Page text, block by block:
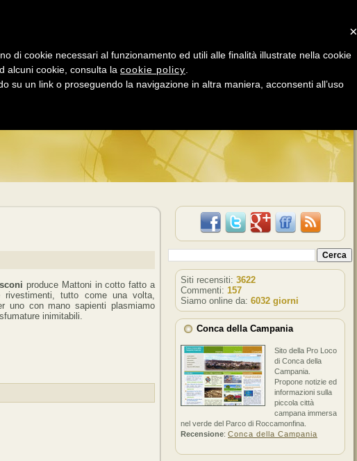
DIRECTORY
produce Mattoni in cotto fatto a
rivestimenti, tutto come una volta,
uno con mano sapienti plasmiamo
inimitabili.
Siti recensiti: 3622
Commenti: 157
Siamo online da: 6032 giorni
Conca della Campania
Sito della Pro Loco
di Conca della
Campania.
Propone notizie ed
informazioni sulla
piccola città
campana immersa
nel verde del Parco di Roccamonfina.
Recensione: Conca della Campania
×
di cookie necessari al funzionamento ed utili alle finalità illustrate nella cookie
alcuni cookie, consulta la cookie policy
su un link o proseguendo la navigazione in altra maniera, acconsenti all’uso